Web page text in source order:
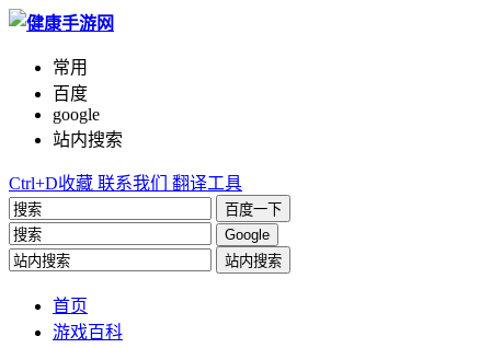
常用
百度
google
站内搜索
Ctrl+D收藏 联系我们 翻译工具
百度一下
Google
站内搜索
首页
游戏百科